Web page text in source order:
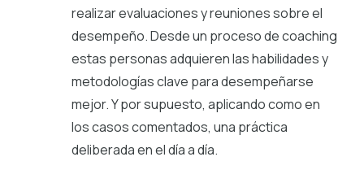
realizar evaluaciones y reuniones sobre el
desempeño. Desde un proceso de coaching
estas personas adquieren las habilidades y
metodologías clave para desempeñarse
mejor. Y por supuesto, aplicando como en
los casos comentados, una práctica
deliberada en el día a día.